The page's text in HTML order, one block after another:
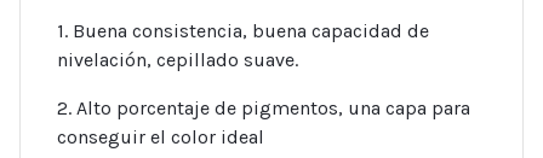
1. Buena consistencia, buena capacidad de
nivelación, cepillado suave.
2. Alto porcentaje de pigmentos, una capa para
conseguir el color ideal